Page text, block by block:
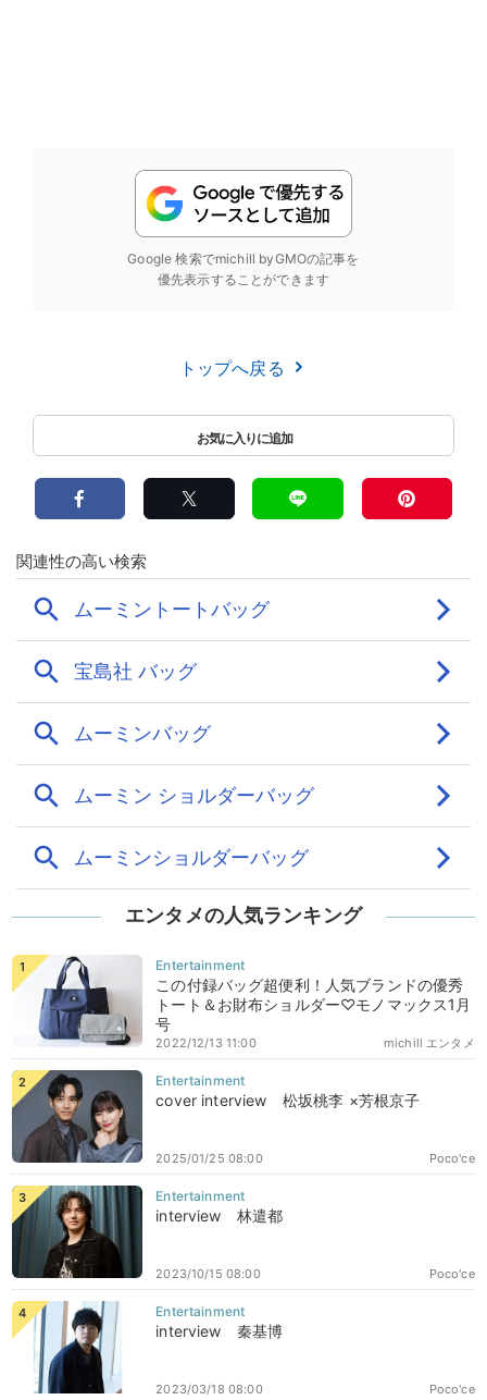
Google 検索でmichill byGMOの記事を
優先表示することができます
トップへ戻る
エンタメの人気ランキング
この付録バッグ超便利！人気ブランドの優秀
トート＆お財布ショルダー♡モノマックス1月
号
michill エンタメ
2022/12/13 11:00
cover interview 松坂桃李 ×芳根京子
Poco'ce
2025/01/25 08:00
interview 林遣都
Poco'ce
2023/10/15 08:00
interview 秦基博
Poco'ce
2023/03/18 08:00